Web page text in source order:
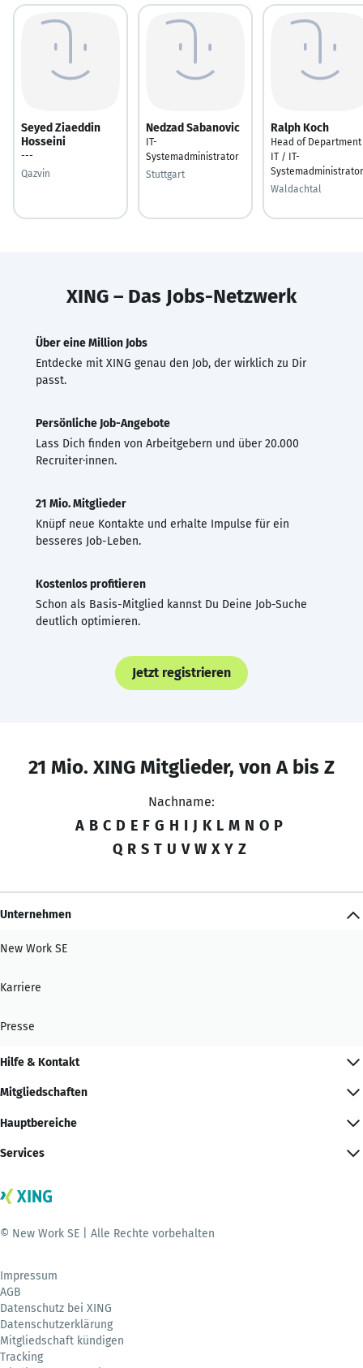
Seyed Ziaeddin
Hosseini
---
Qazvin
Nedzad Sabanovic
IT-
Systemadministrator
Stuttgart
Ralph Koch
Head of Department
IT / IT-
Systemadministrator
Waldachtal
XING – Das Jobs-Netzwerk
Über eine Million Jobs
Entdecke mit XING genau den Job, der wirklich zu Dir
passt.
Persönliche Job-Angebote
Lass Dich finden von Arbeitgebern und über 20.000
Recruiter·innen.
21 Mio. Mitglieder
Knüpf neue Kontakte und erhalte Impulse für ein
besseres Job-Leben.
Kostenlos profitieren
Schon als Basis-Mitglied kannst Du Deine Job-Suche
deutlich optimieren.
Jetzt registrieren
21 Mio. XING Mitglieder, von A bis Z
Nachname:
A B C D E F G H I J K L M N O P
Q R S T U V W X Y Z
Unternehmen
New Work SE
Karriere
Presse
Hilfe & Kontakt
Mitgliedschaften
Hauptbereiche
Services
© New Work SE | Alle Rechte vorbehalten
Impressum
AGB
Datenschutz bei XING
Datenschutzerklärung
Mitgliedschaft kündigen
Tracking